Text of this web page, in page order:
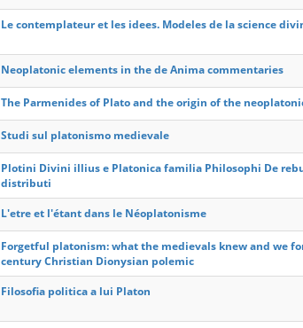
Le contemplateur et les idees. Modeles de la science
Neoplatonic elements in the de Anima commentaries
The Parmenides of Plato and the origin of the
Studi sul platonismo medievale
Plotini Divini illius e Platonica familia Philosophi De
distributi
L'etre et l'étant dans le Néoplatonisme
Forgetful platonism: what the medievals knew and we
century Christian Dionysian polemic
Filosofia politica a lui Platon